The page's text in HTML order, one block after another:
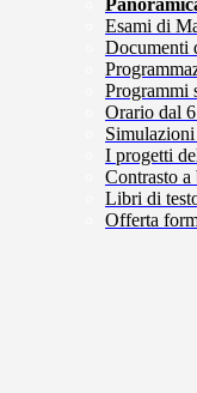
Esami di
Documenti
Programmi
Orario dal
I progetti
Contrasto
Libri di
Offerta